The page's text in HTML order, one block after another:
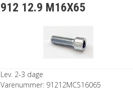
912 12.9 M16X65
Lev. 2-3 dage
Varenummer: 91212MCS16065